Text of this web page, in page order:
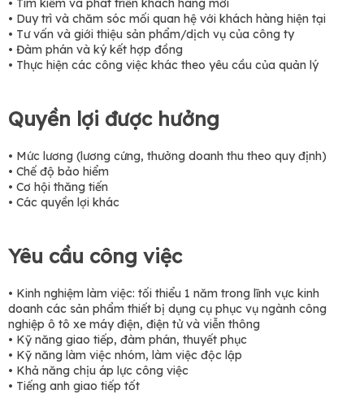
• Tìm kiếm và phát triển khách hàng mới
• Duy trì và chăm sóc mối quan hệ với khách hàng hiện tại
• Tư vấn và giới thiệu sản phẩm/dịch vụ của công ty
• Đàm phán và ký kết hợp đồng
• Thực hiện các công việc khác theo yêu cầu của quản lý
Quyền lợi được hưởng
• Mức lương (lương cứng, thưởng doanh thu theo quy định)
• Chế độ bảo hiểm
• Cơ hội thăng tiến
• Các quyền lợi khác
Yêu cầu công việc
• Kinh nghiệm làm việc: tối thiểu 1 năm trong lĩnh vực kinh
doanh các sản phẩm thiết bị dụng cụ phục vụ ngành công
nghiệp ô tô xe máy điện, điện tử và viễn thông
• Kỹ năng giao tiếp, đàm phán, thuyết phục
• Kỹ năng làm việc nhóm, làm việc độc lập
• Khả năng chịu áp lực công việc
• Tiếng anh giao tiếp tốt